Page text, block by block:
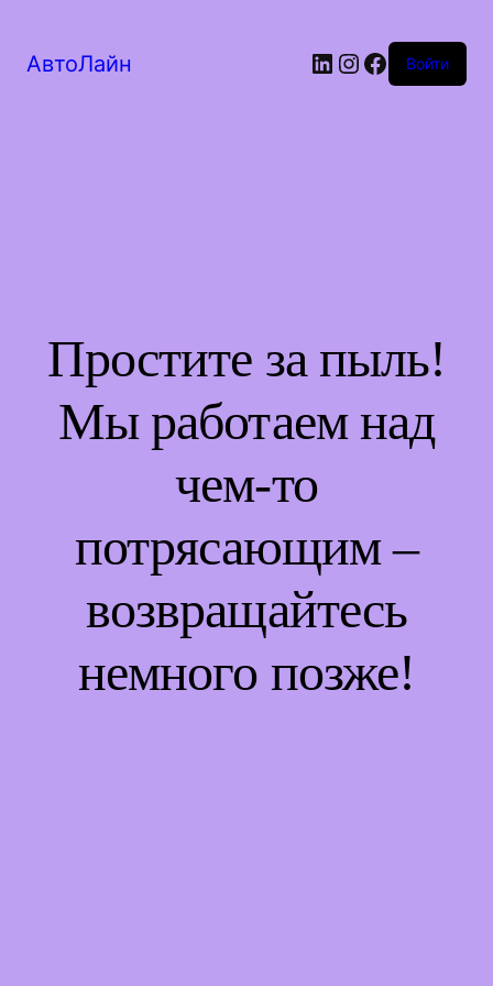
АвтоЛайн LinkedIn
Instagram
Facebook
Войти
Простите за пыль!
Мы работаем над
чем-то
потрясающим –
возвращайтесь
немного позже!